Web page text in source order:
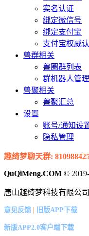
实名认证
绑定微信号
绑定支付宝
支付宝权威
兽群相关
兽圈群列表
群机器人管理
兽聚相关
兽聚汇总
设置
账号/通知设
隐私管理
趣绮梦聊天群:
QuQiMeng.COM ©
唐山趣绮梦科技有限公
意见反馈 | 旧版APP下载
新版APP2.0客户端下载